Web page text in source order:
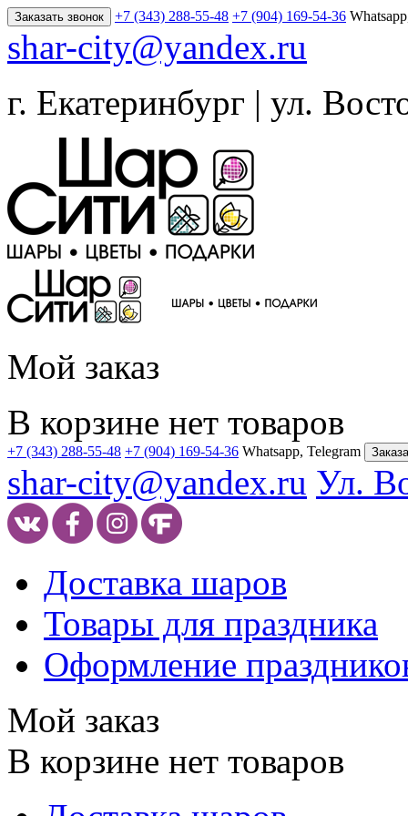
Заказать звонок +7 (343) 288-55-48 +7 (904) 169-54-36
shar-city@yandex.ru
г. Екатеринбург | ул.
Мой заказ
В корзине нет товаров
+7 (343) 288-55-48 +7 (904) 169-54-36 Whatsapp, Telegram
shar-city@yandex.ru Ул.
Доставка шаров
Товары для праздника
Оформление
Мой заказ
В корзине нет товаров